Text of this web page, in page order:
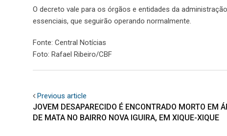
O decreto vale para os órgãos e entidades da
essenciais, que seguirão operando normalmente.
Fonte: Central Notícias
Foto: Rafael Ribeiro/CBF
Previous article
JOVEM DESAPARECIDO É ENCONTRADO MORTO EM
DE MATA NO BAIRRO NOVA IGUIRA, EM XIQUE-XIQUE